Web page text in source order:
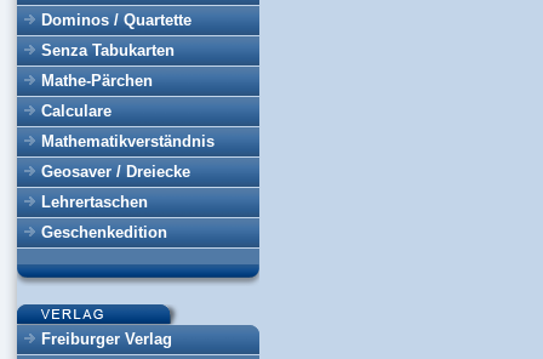
Dominos / Quartette
Senza Tabukarten
Mathe-Pärchen
Calculare
Mathematikverständnis
Geosaver / Dreiecke
Lehrertaschen
Geschenkedition
Freiburger Verlag